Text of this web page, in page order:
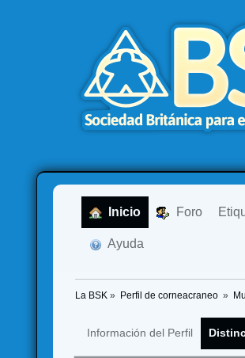
Inicio Foro
Ayuda
La BSK » Perfil de corneacraneo »
Información del Perfil